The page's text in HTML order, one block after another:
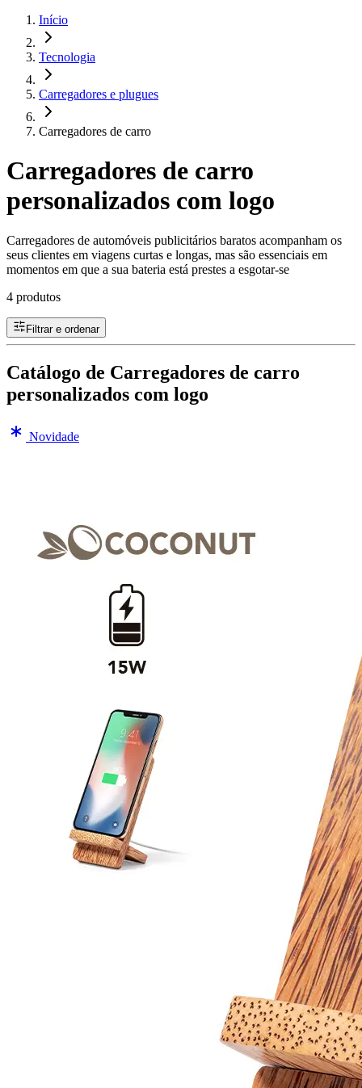
Início
Tecnologia
Carregadores e plugues
Carregadores de carro
Carregadores de carro
personalizados com logo
Carregadores de automóveis publicitários baratos acompanham os
seus clientes em viagens curtas e longas, mas são essenciais em
momentos em que a sua bateria está prestes a esgotar-se
4 produtos
Filtrar e ordenar
Catálogo de Carregadores de carro
personalizados com logo
Novidade